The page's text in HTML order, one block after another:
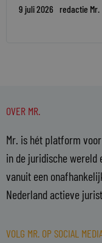
9 juli 2026 redactie Mr.
OVER MR.
Mr. is hét platform
in de juridische wereld
vanuit een
Nederland actieve
VOLG MR. OP SOCIAL